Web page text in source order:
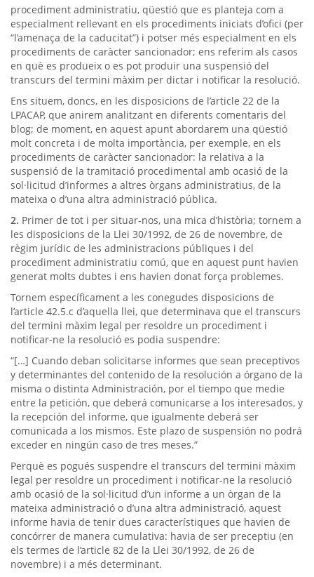
procediment administratiu, qüestió que es planteja com a
especialment rellevant en els procediments iniciats d’ofici (per
“l’amenaça de la caducitat”) i potser més especialment en els
procediments de caràcter sancionador; ens referim als casos
en què es produeix o es pot produir una suspensió del
transcurs del termini màxim per dictar i notificar la resolució.
Ens situem, doncs, en les disposicions de l’article 22 de la
LPACAP, que anirem analitzant en diferents comentaris del
blog; de moment, en aquest apunt abordarem una qüestió
molt concreta i de molta importància, per exemple, en els
procediments de caràcter sancionador: la relativa a la
suspensió de la tramitació procedimental amb ocasió de la
sol·licitud d’informes a altres òrgans administratius, de la
mateixa o d’una altra administració pública.
2. Primer de tot i per situar-nos, una mica d’història; tornem a
les disposicions de la Llei 30/1992, de 26 de novembre, de
règim jurídic de les administracions públiques i del
procediment administratiu comú, que en aquest punt havien
generat molts dubtes i ens havien donat força problemes.
Tornem específicament a les conegudes disposicions de
l’article 42.5.c d’aquella llei, que determinava que el transcurs
del termini màxim legal per resoldre un procediment i
notificar-ne la resolució es podia suspendre:
“[…] Cuando deban solicitarse informes que sean preceptivos
y determinantes del contenido de la resolución a órgano de la
misma o distinta Administración, por el tiempo que medie
entre la petición, que deberá comunicarse a los interesados, y
la recepción del informe, que igualmente deberá ser
comunicada a los mismos. Este plazo de suspensión no podrá
exceder en ningún caso de tres meses.”
Perquè es pogués suspendre el transcurs del termini màxim
legal per resoldre un procediment i notificar-ne la resolució
amb ocasió de la sol·licitud d’un informe a un òrgan de la
mateixa administració o d’una altra administració, aquest
informe havia de tenir dues característiques que havien de
concórrer de manera cumulativa: havia de ser preceptiu (en
els termes de l’article 82 de la Llei 30/1992, de 26 de
novembre) i a més determinant.